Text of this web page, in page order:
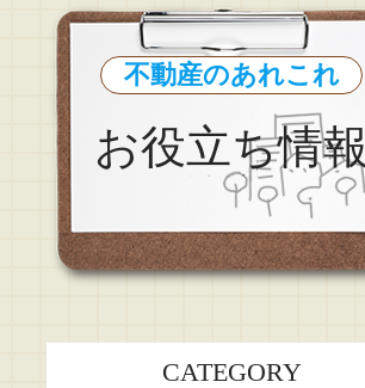
不動産のあれこれ
お役立ち情報
CATEGORY